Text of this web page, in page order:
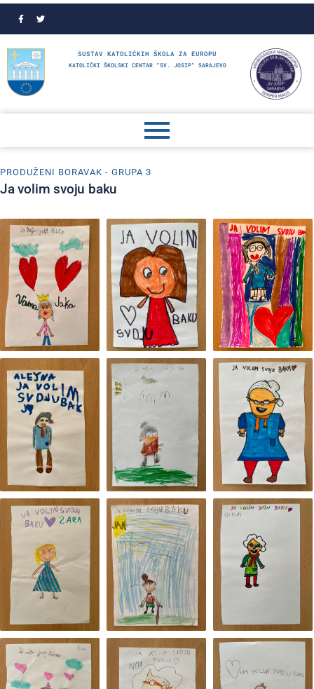
SUSTAV KATOLIČKIH ŠKOLA ZA EUROPU
KATOLIČKI ŠKOLSKI CENTAR "SV. JOSIP" SARAJEVO
PRODUŽENI BORAVAK - GRUPA 3
Ja volim svoju baku